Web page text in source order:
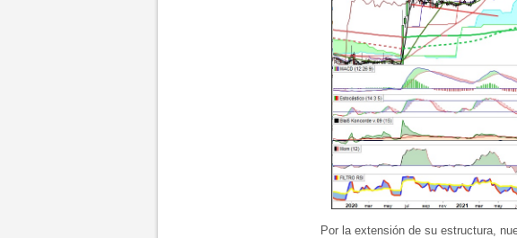
Por la extensión de su estructura,